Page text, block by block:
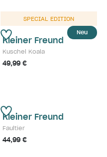
Neu
SPECIAL EDITION
Kleiner Freund
Kuschel Koala
49,99 €
Kleiner Freund
Faultier
44,99 €